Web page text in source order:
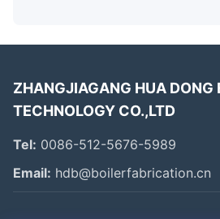
ZHANGJIAGANG HUA DONG
TECHNOLOGY CO.,LTD
Tel: 0086-512-5676-5989
Email: hdb@boilerfabrication.cn